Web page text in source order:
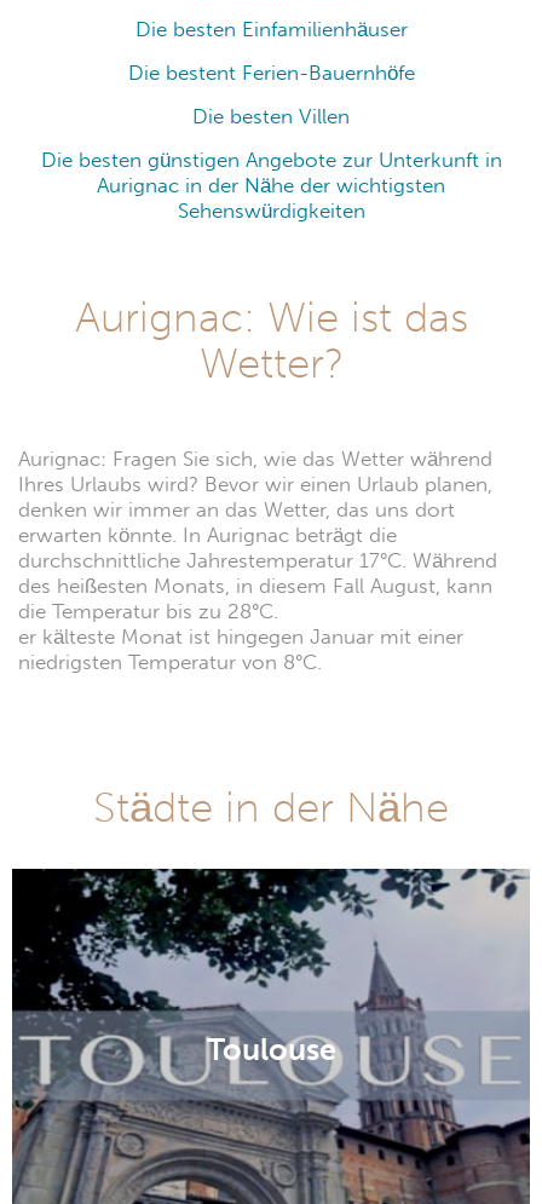
Die besten Einfamilienhäuser
Die bestent Ferien-Bauernhöfe
Die besten Villen
Die besten günstigen Angebote zur Unterkunft in
Aurignac in der Nähe der wichtigsten
Sehenswürdigkeiten
Aurignac: Wie ist das
Wetter?
Aurignac: Fragen Sie sich, wie das Wetter während
Ihres Urlaubs wird? Bevor wir einen Urlaub planen,
denken wir immer an das Wetter, das uns dort
erwarten könnte. In Aurignac beträgt die
durchschnittliche Jahrestemperatur 17°C. Während
des heißesten Monats, in diesem Fall August, kann
die Temperatur bis zu 28°C.
er kälteste Monat ist hingegen Januar mit einer
niedrigsten Temperatur von 8°C.
Städte in der Nähe
Toulouse